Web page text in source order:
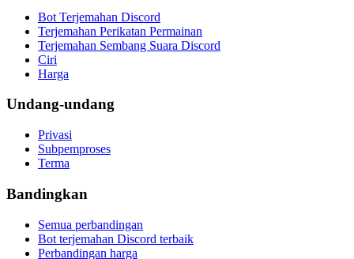
Bot Terjemahan Discord
Terjemahan Perikatan Permainan
Terjemahan Sembang Suara Discord
Ciri
Harga
Undang-undang
Privasi
Subpemproses
Terma
Bandingkan
Semua perbandingan
Bot terjemahan Discord terbaik
Perbandingan harga